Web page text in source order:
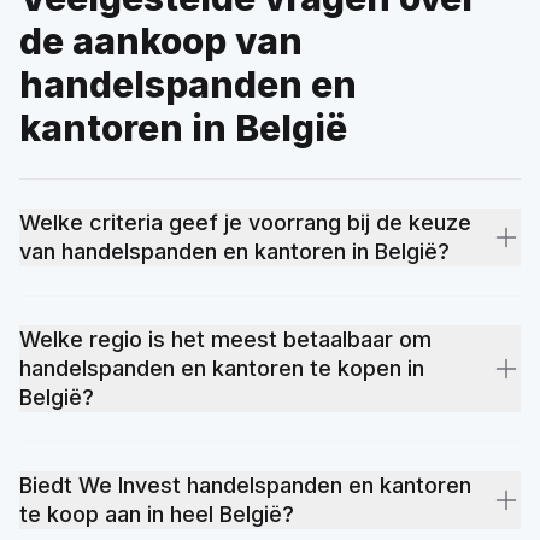
de aankoop van
handelspanden en
kantoren in België
Welke criteria geef je voorrang bij de keuze
van handelspanden en kantoren in België?
openbaar vervoer, scholen en winkels. Daarna volgen de
energieprestatie (het EPC-certificaat heeft een directe impact
op de lasten), de oppervlakte, de algemene staat van het
pand en het totale budget inclusief bijkomende kosten. Onze
jouw aankoopproject.
Welke regio is het meest betaalbaar om
handelspanden en kantoren te kopen in
België?
naargelang de locatie, de staat van het pand en de lokale
vraag. Sommige provincies bieden toegankelijke
opportuniteiten, andere kennen een sterke vraag die de
Biedt We Invest handelspanden en kantoren
te koop aan in heel België?